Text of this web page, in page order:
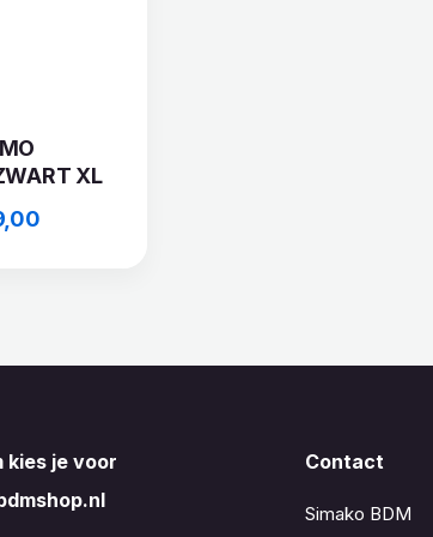
XL
Huidige
kies je voor
Contact
Simako BDM